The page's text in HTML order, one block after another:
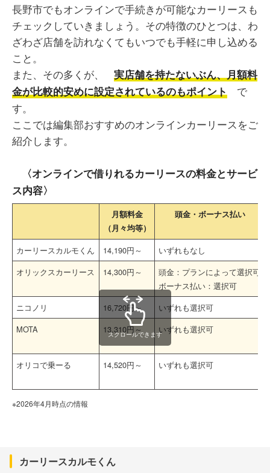
長野市でもオンラインで手続きが可能なカーリースも
チェックしていきましょう。その特徴のひとつは、わ
ざわざ店舗を訪れなくてもいつでも手軽に申し込める
こと。
また、その多くが、
実店舗を持たないぶん、月額料
金が比較的安めに設定されているのもポイント
で
す。
ここでは編集部おすすめのオンラインカーリースをご
紹介します。
〈オンラインで借りれるカーリースの料金とサービ
ス内容〉
月額料金
（月々均等）
頭金・ボーナス払い
カーリースカルモくん 14,190円～ いずれもなし
オリックスカーリース
14,300円～
頭金：プランによって選択可
ボーナス払い：選択可
ニコノリ 16,720円～ いずれも選択可
MOTA
13,310円～ いずれも選択可
オリコで乗ーる
14,520円～ いずれも選択可
※2026年4月時点の情報
スクロールできます
カーリースカルモくん